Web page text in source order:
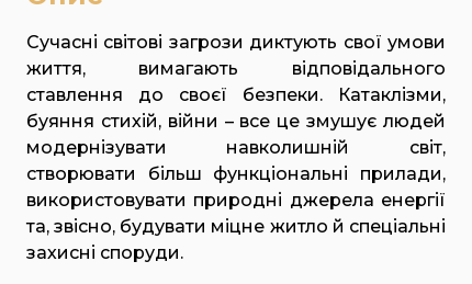
Сучасні світові загрози диктують свої умови
життя, вимагають відповідального
ставлення до своєї безпеки. Катаклізми,
буяння стихій, війни – все це змушує людей
модернізувати навколишній світ,
створювати більш функціональні прилади,
використовувати природні джерела енергії
та, звісно, будувати міцне житло й спеціальні
захисні споруди.